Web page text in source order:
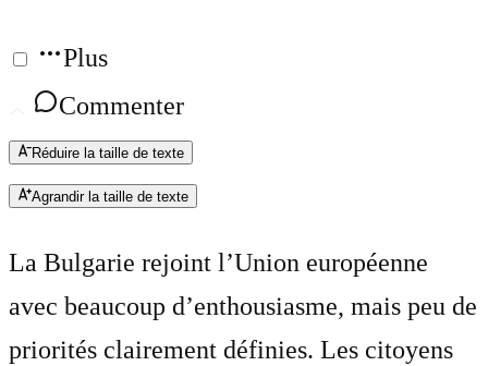
Plus
Commenter
Réduire la taille de texte
Agrandir la taille de texte
La Bulgarie rejoint l’Union européenne
avec beaucoup d’enthousiasme, mais peu de
priorités clairement définies. Les citoyens